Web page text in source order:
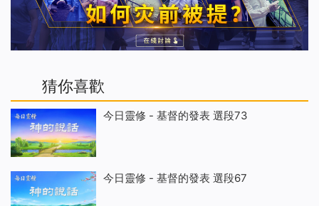
猜你喜歡
今日靈修 - 基督的發表 選段73
今日靈修 - 基督的發表 選段67